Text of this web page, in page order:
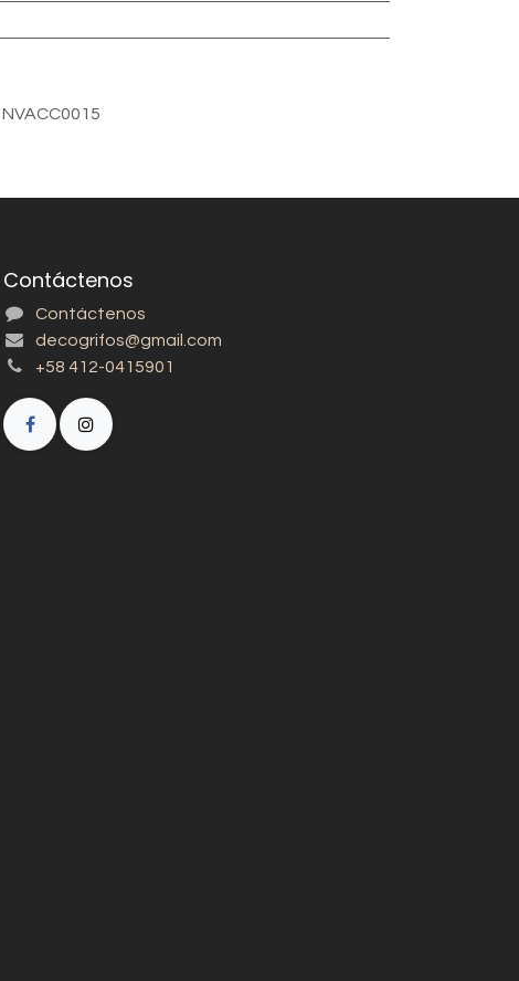
NVACC0015
Contáctenos
Contáctenos
decogrifos@gmail.com
+58 412-0415901